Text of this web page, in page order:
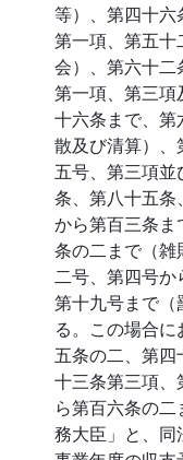
等）、第四十
第一項、第五
会）、第六十
第一項、第三
十六条まで、
散及び清算）
五号、第三項
条、第八十五
から第百三条
条の二まで（
二号、第四号か
第十九号まで
る。この場合
五条の二、第
十三条第三項
ら第百六条の
務大臣」と、